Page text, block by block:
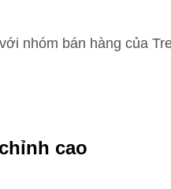
nhóm bán hàng của
cao